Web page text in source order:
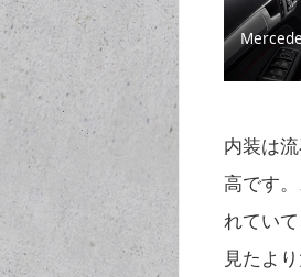
内装は
高です
れてい
見たよ